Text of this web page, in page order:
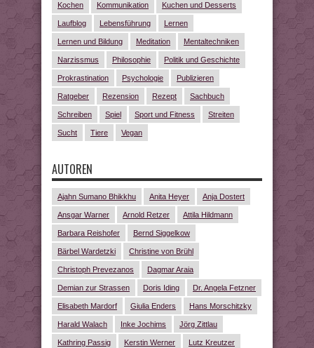
Kochen Kommunikation Kuchen und Desserts
Laufblog Lebensführung Lernen
Lernen und Bildung Meditation Mentaltechniken
Narzissmus Philosophie Politik und Geschichte
Prokrastination Psychologie Publizieren
Ratgeber Rezension Rezept Sachbuch
Schreiben Spiel Sport und Fitness Streiten
Sucht Tiere Vegan
AUTOREN
Ajahn Sumano Bhikkhu Anita Heyer Anja Dostert
Ansgar Warner Arnold Retzer Attila Hildmann
Barbara Reishofer Bernd Siggelkow
Bärbel Wardetzki Christine von Brühl
Christoph Prevezanos Dagmar Araia
Demian zur Strassen Doris Iding Dr. Angela Fetzner
Elisabeth Mardorf Giulia Enders Hans Morschitzky
Harald Walach Inke Jochims Jörg Zittlau
Kathring Passig Kerstin Werner Lutz Kreutzer